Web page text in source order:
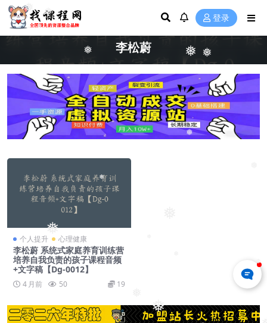
❅
❅
❅
❅
❅
❅
❅ ❅
❅
❅
❅
❅
登录
李松蔚
个人提升 心理健康
李松蔚 系统式家庭养育训练营
培养自我负责的孩子课程音频
+文字稿【Dg-0012】
4 月前 50 19